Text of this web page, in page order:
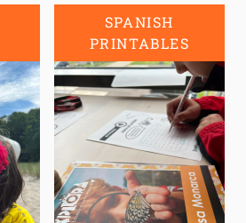
SPANISH
PRINTABLES